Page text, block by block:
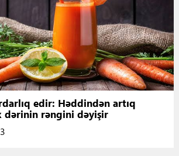
edir: Həddindən artıq
dərinin rəngini dəyişir